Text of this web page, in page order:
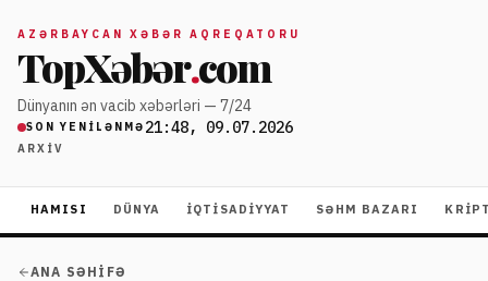
AZƏRBAYCAN XƏBƏR AQREQATORU
TopXəbər.com
Dünyanın ən vacib xəbərləri — 7/24
SON YENILƏNMƏ 21:48, 09.07.2026
ARXIV
HAMISI DÜNYA İQTISADIYYAT SƏHM BAZARI
ANA SƏHIFƏ